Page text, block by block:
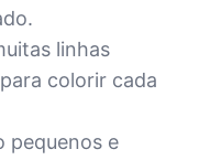
linhas
colorir cada
pequenos e